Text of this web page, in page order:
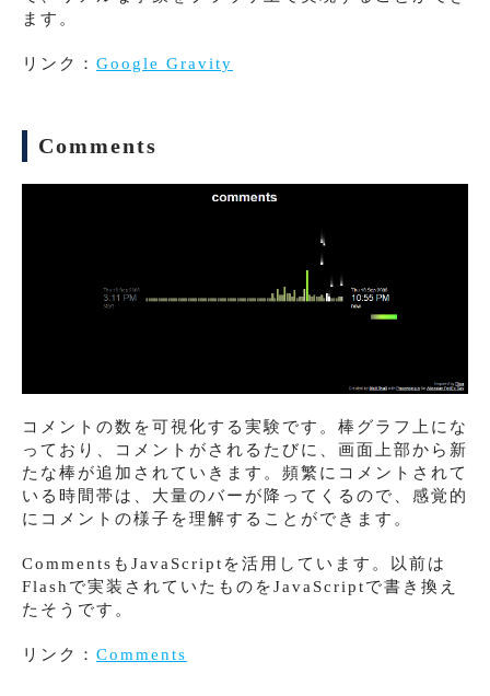
ます。
リンク： Google Gravity
Comments
コメントの数を可視化する実験です。棒グラフ上にな
っており、コメントがされるたびに、画面上部から新
たな棒が追加されていきます。頻繁にコメントされて
いる時間帯は、大量のバーが降ってくるので、感覚的
にコメントの様子を理解することができます。
CommentsもJavaScriptを活用しています。以前は
Flashで実装されていたものをJavaScriptで書き換え
たそうです。
リンク： Comments